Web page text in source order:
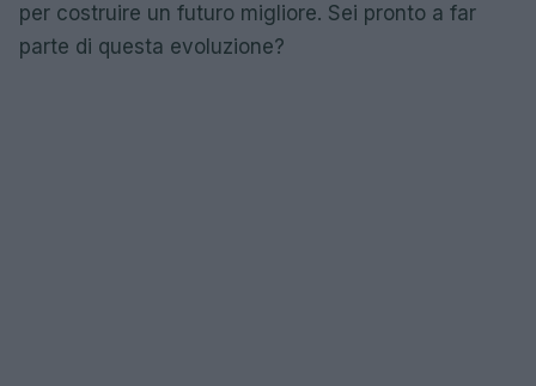
per costruire un futuro migliore. Sei pronto a far
parte di questa evoluzione?